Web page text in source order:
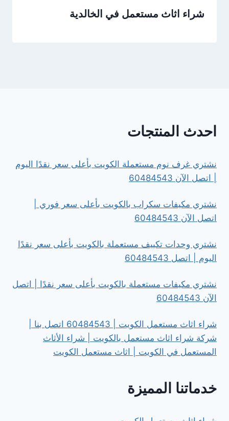
شراء اثاث مستعمل في الخالدية
احدث المنتجات
نشتري غرف نوم مستعملة الكويت بأعلى سعر نقدًا اليوم
| اتصل الآن 60484543
نشتري مكيفات سكراب بالكويت بأعلى سعر فوري |
اتصل الآن 60484543
نشتري وحدات تكييف مستعملة بالكويت بأعلى سعر نقدًا
اليوم | اتصل 60484543
نشتري مكيفات مستعملة بالكويت بأعلى سعر نقدًا | اتصل
الآن 60484543
شراء اثاث مستعمل الكويت | 60484543 اتصل بنا |
شركة شراء اثاث مستعمل بالكويت | شراء الأثاث
المستعمل في الكويت | اثاث مستعمل الكويت
خدماتنا المميزة